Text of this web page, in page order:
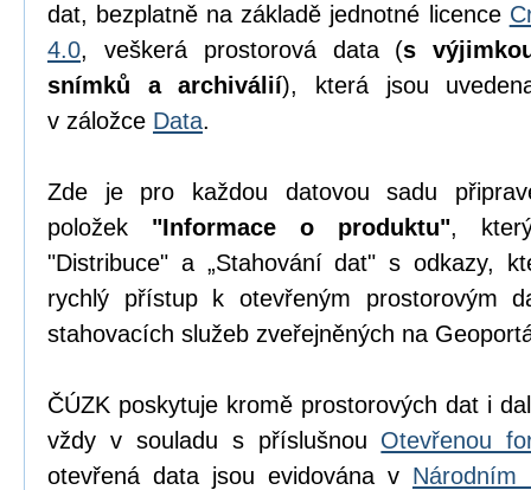
dat, bezplatně na základě jednotné licence
4.0, veškerá prostorová data (s
snímků a archiválií), která jsou
v záložce Data.
Zde je pro každou datovou sadu
položek "Informace o produktu",
"Distribuce" a „Stahování dat" s odkazy,
rychlý přístup k otevřeným prostorovým
stahovacích služeb zveřejněných na
ČÚZK poskytuje kromě prostorových dat i
vždy v souladu s příslušnou Otevřenou
otevřená data jsou evidována v Národním